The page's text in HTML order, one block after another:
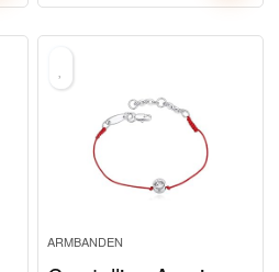
ARMBANDEN